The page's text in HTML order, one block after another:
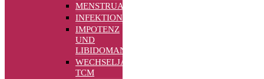
MENSTRUATIONSSTÖRUNGEN
INFEKTIONEN
IMPOTENZ
UND
LIBIDOMANGEL
WECHSELJAHRE
TCM